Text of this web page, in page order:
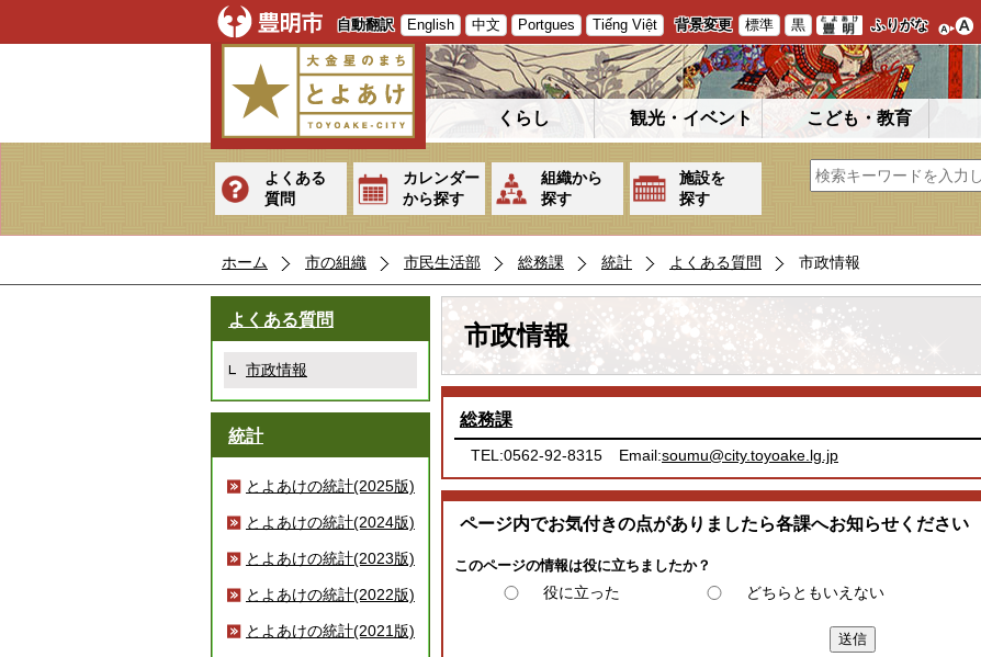
自動翻訳 English 中文 Portgues Tiếng Việt 背景変更 標準 黒 ふりがな
くらし 観光・イベント こども・教育
よくある
質問
カレンダー
から探す
組織から
探す
施設を
探す
ホーム 市の組織 市民生活部 総務課 統計 よくある質問 市政情報
よくある質問
市政情報
統計
とよあけの統計(2025版)
とよあけの統計(2024版)
とよあけの統計(2023版)
とよあけの統計(2022版)
とよあけの統計(2021版)
市政情報
総務課
TEL:0562-92-8315 Email:soumu@city.toyoake.lg.jp
ページ内でお気付きの点がありましたら各課へお知らせください
このページの情報は役に立ちましたか？
役に立った どちらともいえない